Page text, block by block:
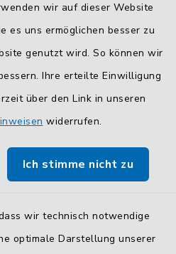
wir auf dieser Website
es uns ermöglichen besser zu
genutzt wird. So können wir
Ihre erteilte Einwilligung
über den Link in unseren
widerrufen.
Ich stimme nicht zu
wir technisch notwendige
optimale Darstellung unserer
unserer Mitarbeiterinnen
hier.
mit BayernID verwenden.